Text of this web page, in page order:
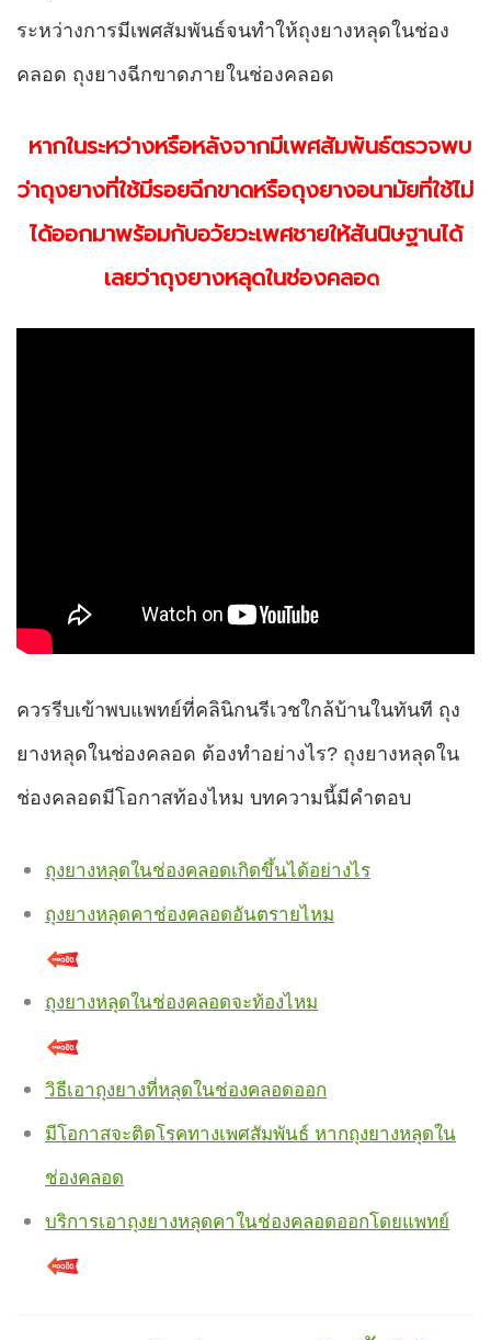
ระหว่างการมีเพศสัมพันธ์จนทำให้ถุงยางหลุดในช่อง
คลอด ถุงยางฉีกขาดภายในช่องคลอด
หากในระหว่างหรือหลังจากมีเพศสัมพันธ์ตรวจพบ
ว่าถุงยางที่ใช้มีรอยฉีกขาดหรือถุงยางอนามัยที่ใช้ไม่
ได้ออกมาพร้อมกับอวัยวะเพศชายให้สันนิษฐานได้
เลยว่าถุงยางหลุดในช่องคลอด
:
ควรรีบเข้าพบแพทย์ที่คลินิกนรีเวชใกล้บ้านในทันที ถุง
ยางหลุดในช่องคลอด ต้องทำอย่างไร? ถุงยางหลุดใน
ช่องคลอดมีโอกาสท้องไหม บทความนี้มีคำตอบ
ถุงยางหลุดในช่องคลอดเกิดขึ้นได้อย่างไร
ถุงยางหลุดคาช่องคลอดอันตรายไหม
ถุงยางหลุดในช่องคลอดจะท้องไหม
วิธีเอาถุงยางที่หลุดในช่องคลอดออก
มีโอกาสจะติดโรคทางเพศสัมพันธ์ หากถุงยางหลุดใน
ช่องคลอด
บริการเอาถุงยางหลุดคาในช่องคลอดออกโดยแพทย์